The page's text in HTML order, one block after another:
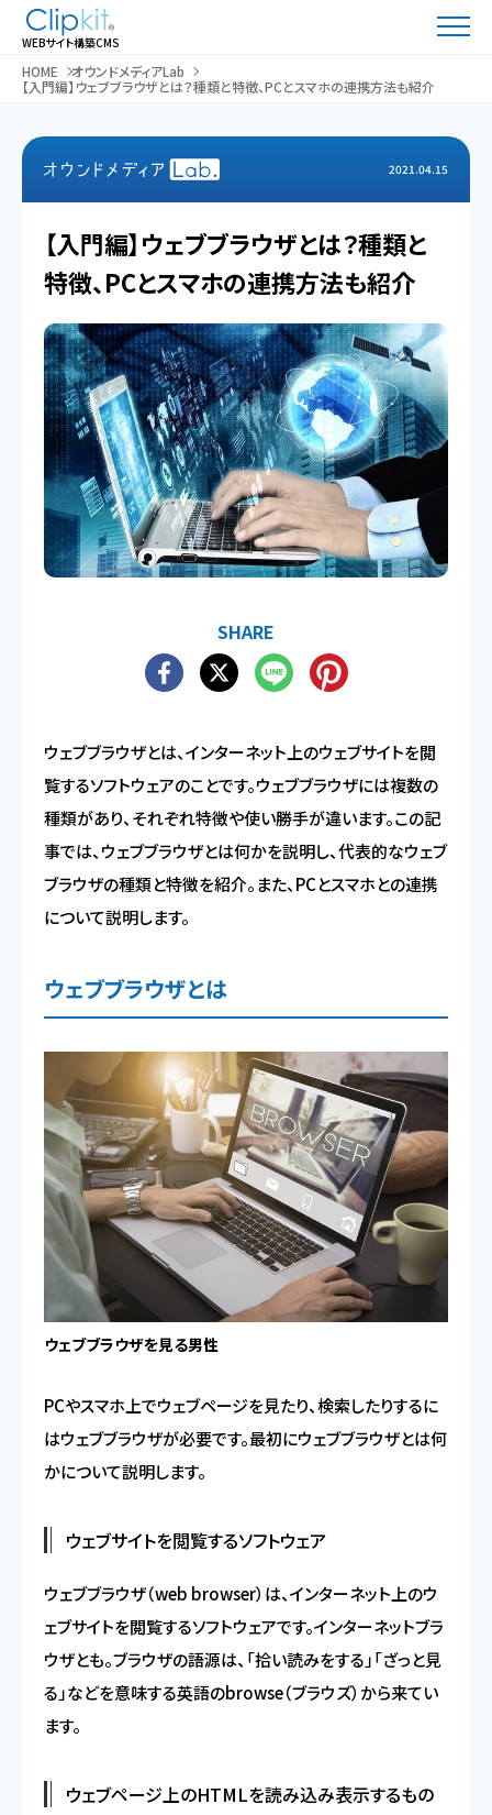
WEBサイト構築CMS
HOME
オウンドメディアLab
【入門編】ウェブブラウザとは？種類と特徴、PCとスマホの連携方法も紹介
2021.04.15
【入門編】ウェブブラウザとは？種類と
特徴、PCとスマホの連携方法も紹介
SHARE
ウェブブラウザとは、インターネット上のウェブサイトを閲
覧するソフトウェアのことです。ウェブブラウザには複数の
種類があり、それぞれ特徴や使い勝手が違います。この記
事では、ウェブブラウザとは何かを説明し、代表的なウェブ
ブラウザの種類と特徴を紹介。また、PCとスマホとの連携
について説明します。
ウェブブラウザとは
ウェブブラウザを見る男性
PCやスマホ上でウェブページを見たり、検索したりするに
はウェブブラウザが必要です。最初にウェブブラウザとは何
かについて説明します。
ウェブサイトを閲覧するソフトウェア
ウェブブラウザ（web browser）は、インターネット上のウ
ェブサイトを閲覧するソフトウェアです。インターネットブラ
ウザとも。ブラウザの語源は、「拾い読みをする」「ざっと見
る」などを意味する英語のbrowse（ブラウズ）から来てい
ます。
ウェブページ上のHTMLを読み込み表示するもの